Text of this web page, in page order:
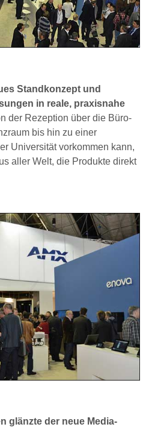
Standkonzept und
in reale, praxisnahe
der Rezeption über die Büro-
bis hin zu einer
Universität vorkommen kann,
aller Welt, die Produkte direkt
glänzte der neue Media-